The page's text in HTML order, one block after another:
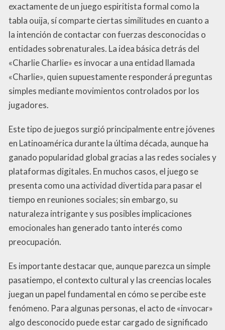
exactamente de un juego espiritista formal como la
tabla ouija, sí comparte ciertas similitudes en cuanto a
la intención de contactar con fuerzas desconocidas o
entidades sobrenaturales. La idea básica detrás del
«Charlie Charlie» es invocar a una entidad llamada
«Charlie», quien supuestamente responderá preguntas
simples mediante movimientos controlados por los
jugadores.
Este tipo de juegos surgió principalmente entre jóvenes
en Latinoamérica durante la última década, aunque ha
ganado popularidad global gracias a las redes sociales y
plataformas digitales. En muchos casos, el juego se
presenta como una actividad divertida para pasar el
tiempo en reuniones sociales; sin embargo, su
naturaleza intrigante y sus posibles implicaciones
emocionales han generado tanto interés como
preocupación.
Es importante destacar que, aunque parezca un simple
pasatiempo, el contexto cultural y las creencias locales
juegan un papel fundamental en cómo se percibe este
fenómeno. Para algunas personas, el acto de «invocar»
algo desconocido puede estar cargado de significado